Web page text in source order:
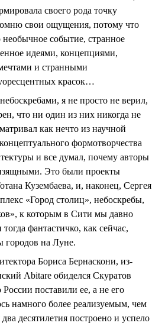
своего рода точку
свои ощущения, потому что
событие, странное
идеями, концепциями,
и странными
красок…
я не просто не верил,
что ни один из них никогда не
как нечто из научной
формотворчества
и все думал, почему авторы
Это были проекты
Кузембаева, и, наконец, Сергея
«Город столиц», небоскребы,
к которым в Сити мы давно
фантастичко, как сейчас,
городов на Луне.
Бориса Бернаскони, из-
Abitare обиделся Скуратов
поставили ее, а не его
намного более реализуемым, чем
десятилетия построено и успело